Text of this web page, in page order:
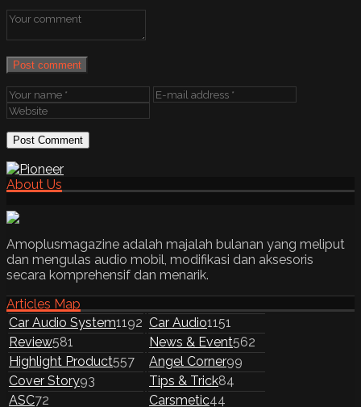
Post comment
About Us
Amoplusmagazine adalah majalah bulanan yang meliput
dan mengulas audio mobil, modifikasi dan aksesoris
secara komprehensif dan menarik.
Articles Map
Car Audio System1192 Car Audio1151
Review581 News & Event562
Highlight Product557 Angel Corner99
Cover Story93 Tips & Trick84
ASC72 Carsmetic44